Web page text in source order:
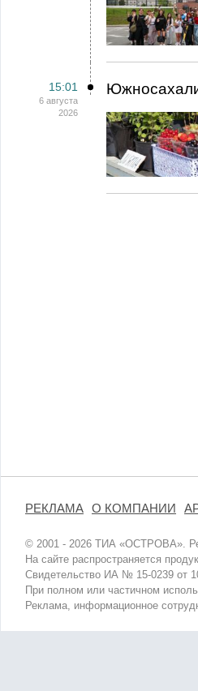
15:01
6 августа
2026
РЕКЛАМА О КОМПАНИИ
© 2001 - 2026 ТИА «ОСТРОВА».
На сайте распространяется
Свидетельство ИА № 15-0239 от
При полном или частичном
Реклама, информационное